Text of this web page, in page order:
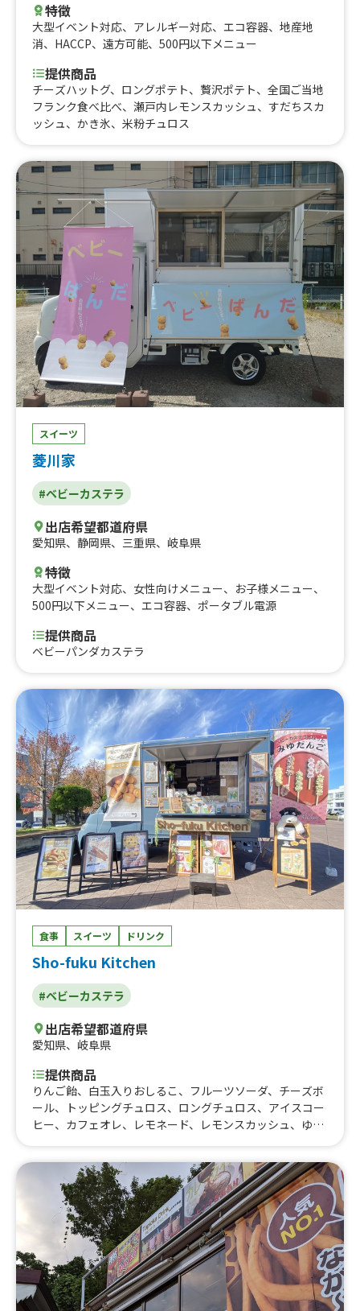
特徴
大型イベント対応、 アレルギー対応、 エコ容器、 地産地
消、 HACCP、 遠方可能、 500円以下メニュー
提供商品
チーズハットグ、ロングポテト、贅沢ポテト、全国ご当地
フランク食べ比べ、瀬戸内レモンスカッシュ、すだちスカ
ッシュ、かき氷、米粉チュロス
スイーツ
菱川家
#ベビーカステラ
出店希望都道府県
愛知県、 静岡県、 三重県、 岐阜県
特徴
大型イベント対応、 女性向けメニュー、 お子様メニュー、
500円以下メニュー、 エコ容器、 ポータブル電源
提供商品
ベビーパンダカステラ
食事 スイーツ ドリンク
Sho-fuku Kitchen
#ベビーカステラ
出店希望都道府県
愛知県、 岐阜県
提供商品
りんご飴、白玉入りおしるこ、フルーツソーダ、チーズボ
ール、トッピングチュロス、ロングチュロス、アイスコー
ヒー、カフェオレ、レモネード、レモンスカッシュ、ゆず
ネ)、ソフトクリーム✖️ベビーカステラ、かき氷、フライド
ポテト、バナナジュース、ベビーカステラ 30個、ベビー
カステラ 10個、みゆだんご、ベビーカステラ 15個 各
トッピング、ベビーカステラ 20個